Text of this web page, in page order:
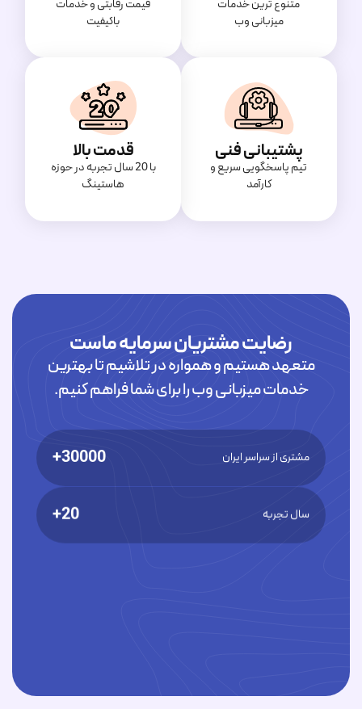
متنوع ترین خدمات
میزبانی وب
قیمت‌ رقابتی و خدمات
باکیفیت
پشتیبانی فنی
تیم پاسخگویی سریع و
کارآمد
قدمت بالا
با 20 سال تجربه در حوزه
هاستینگ
رضایت مشتریان سرمایه ماست
متعهد هستیم و همواره در تلاشیم تا بهترین
خدمات میزبانی وب را برای شما فراهم کنیم.
مشتری از سراسر ایران 30000+
سال تجربه 20+